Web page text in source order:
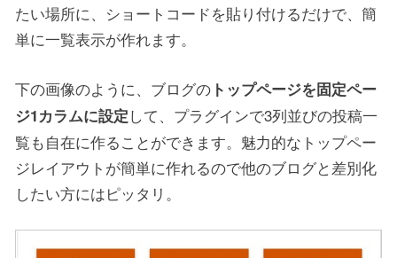
たい場所に、ショートコードを貼り付けるだけで、簡
単に一覧表示が作れます。
下の画像のように、ブログの トップページを固定ペー
ジ1カラムに設定して、プラグインで3列並びの投稿一
覧も自在に作ることができます。魅力的なトップペー
ジレイアウトが簡単に作れるので他のブログと差別化
したい方にはピッタリ。